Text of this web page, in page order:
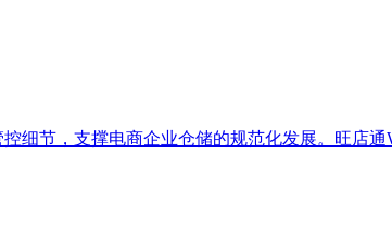
细节，支撑电商企业仓储的规范化发展。旺店